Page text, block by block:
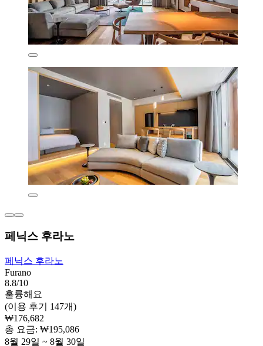
페닉스 후라노
페닉스 후라노
Furano
8.8/10
훌륭해요
(이용 후기 147개)
₩176,682
총 요금: ₩195,086
8월 29일 ~ 8월 30일